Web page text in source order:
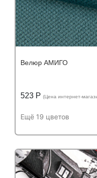
Велюр АМИГО
523 Р (Цена интернет-
Ещё 19 цветов
Устойчивость к
Состав:
Устойчивость к
циклов